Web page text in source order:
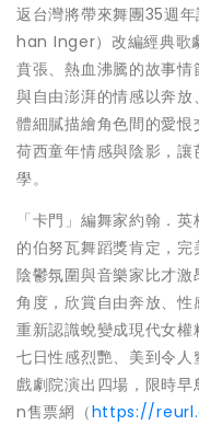
返台灣將帶來舞團35週
han Inger）改編經典歌
賁張、熱血沸騰的故事
與自由澎湃的情感以奔
體細膩描繪角色間的愛
荷西童年情感與陰影，
學。
「卡門」編舞家約翰．
的伯努瓦舞蹈獎肯定，
陰鬱氛圍與音樂家比才
角度，欣賞自由奔放、性
重新認識蛻變成現代女
七日性感烈艷、美到令
戲劇院演出四場，限時
n售票網（https://